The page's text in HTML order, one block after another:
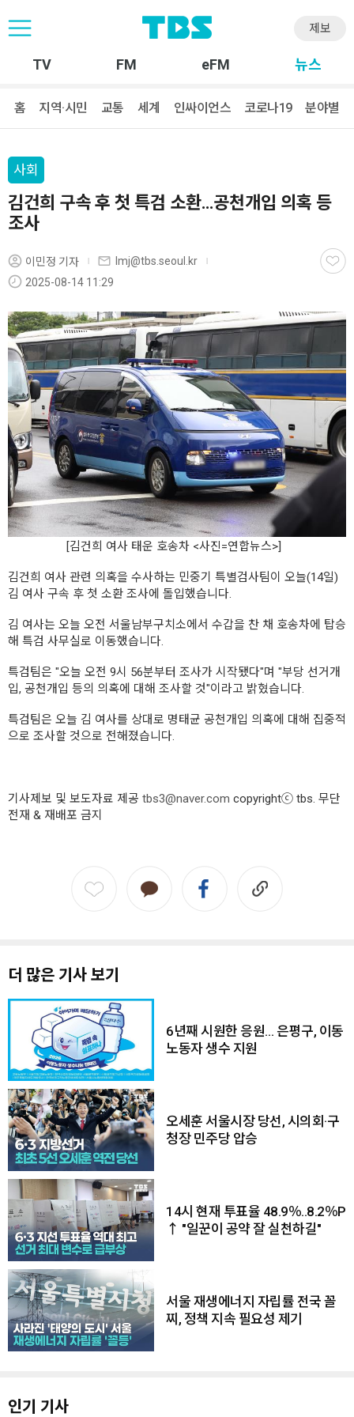
제보
TV FM eFM 뉴스
홈 지역·시민 교통 세계 인싸이언스 코로나19 분야별
사회
김건희 구속 후 첫 특검 소환…공천개입 의혹 등
조사
이민정 기자
lmj@tbs.seoul.kr
2025-08-14 11:29
[김건희 여사 태운 호송차 <사진=연합뉴스>]
김건희 여사 관련 의혹을 수사하는 민중기 특별검사팀이 오늘(14일)
김 여사 구속 후 첫 소환 조사에 돌입했습니다.
김 여사는 오늘 오전 서울남부구치소에서 수갑을 찬 채 호송차에 탑승
해 특검 사무실로 이동했습니다.
특검팀은 "오늘 오전 9시 56분부터 조사가 시작됐다"며 "부당 선거개
입, 공천개입 등의 의혹에 대해 조사할 것"이라고 밝혔습니다.
특검팀은 오늘 김 여사를 상대로 명태균 공천개입 의혹에 대해 집중적
으로 조사할 것으로 전해졌습니다.
기사제보 및 보도자료 제공 tbs3@naver.com copyrightⓒ tbs. 무단
전재 & 재배포 금지
더 많은 기사 보기
6년째 시원한 응원… 은평구, 이동
노동자 생수 지원
오세훈 서울시장 당선, 시의회·구
청장 민주당 압승
14시 현재 투표율 48.9％..8.2％P
↑ "일꾼이 공약 잘 실천하길"
서울 재생에너지 자립률 전국 꼴
찌, 정책 지속 필요성 제기
인기 기사